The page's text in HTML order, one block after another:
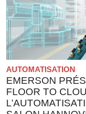
AUTOMATISATION
EMERSON
FLOOR TO